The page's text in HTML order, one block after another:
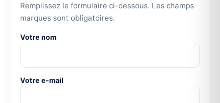
Remplissez le formulaire ci-dessous. Les champs
marques sont obligatoires.
Votre nom
Votre e-mail